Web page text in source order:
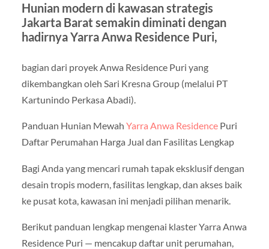
Hunian modern di kawasan strategis
Jakarta Barat semakin diminati dengan
hadirnya Yarra Anwa Residence Puri,
bagian dari proyek Anwa Residence Puri yang
dikembangkan oleh Sari Kresna Group (melalui PT
Kartunindo Perkasa Abadi).
Panduan Hunian Mewah Yarra Anwa ResidencePuri
Daftar Perumahan Harga Jual dan Fasilitas Lengkap
Bagi Anda yang mencari rumah tapak eksklusif dengan
desain tropis modern, fasilitas lengkap, dan akses baik
ke pusat kota, kawasan ini menjadi pilihan menarik.
Berikut panduan lengkap mengenai klaster Yarra Anwa
Residence Puri — mencakup daftar unit perumahan,